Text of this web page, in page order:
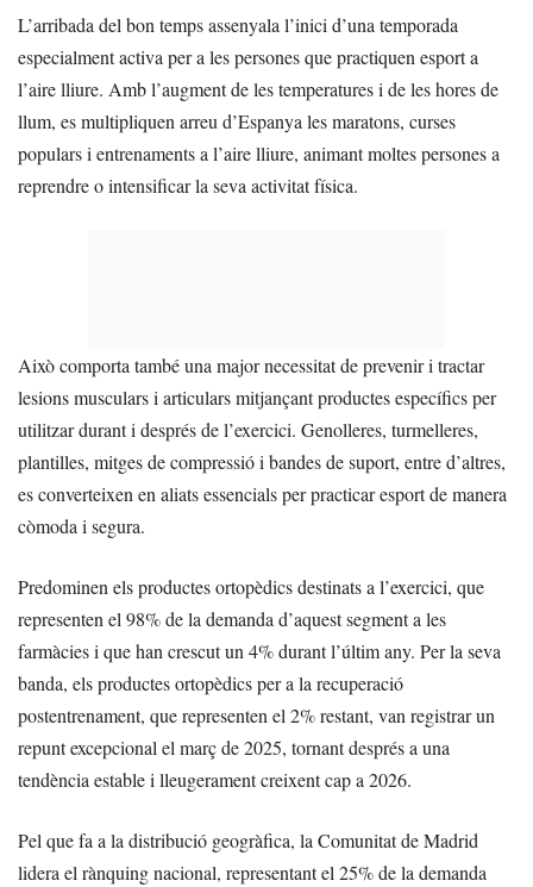
L’arribada del bon temps assenyala l’inici d’una temporada
especialment activa per a les persones que practiquen esport a
l’aire lliure. Amb l’augment de les temperatures i de les hores de
llum, es multipliquen arreu d’Espanya les maratons, curses
populars i entrenaments a l’aire lliure, animant moltes persones a
reprendre o intensificar la seva activitat física.
Això comporta també una major necessitat de prevenir i tractar
lesions musculars i articulars mitjançant productes específics per
utilitzar durant i després de l’exercici. Genolleres, turmelleres,
plantilles, mitges de compressió i bandes de suport, entre d’altres,
es converteixen en aliats essencials per practicar esport de manera
còmoda i segura.
Predominen els productes ortopèdics destinats a l’exercici, que
representen el 98% de la demanda d’aquest segment a les
farmàcies i que han crescut un 4% durant l’últim any. Per la seva
banda, els productes ortopèdics per a la recuperació
postentrenament, que representen el 2% restant, van registrar un
repunt excepcional el març de 2025, tornant després a una
tendència estable i lleugerament creixent cap a 2026.
Pel que fa a la distribució geogràfica, la Comunitat de Madrid
lidera el rànquing nacional, representant el 25% de la demanda